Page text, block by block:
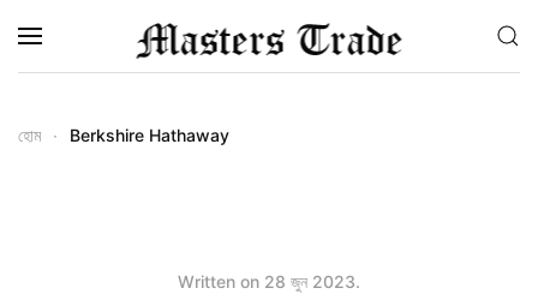
Skip to main content
হোম Berkshire Hathaway
Written on 28 জুন 2023.